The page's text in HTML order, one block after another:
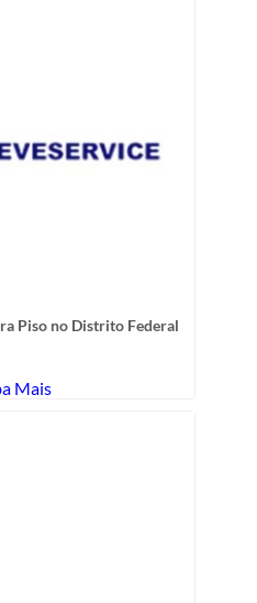
Piso no Distrito Federal
Mais